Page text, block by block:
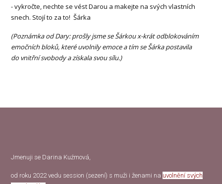
- vykročte, nechte se vést Darou a makejte na svých vlastních
snech. Stojí to za to! Šárka
(Poznámka od Dary: prošly jsme se Šárkou x-krát odblokováním
emočních bloků, které uvolnily emoce a tím se Šárka postavila
do vnitřní svobody a získala svou sílu.)
Jmenuji se Darina Kuźmová,
od roku 2022 vedu session (sezení) s muži i ženami na uvolnění svých